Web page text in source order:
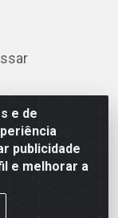
e de
publicidade
e melhorar a
265 - Ariado,
000 - CNPJ